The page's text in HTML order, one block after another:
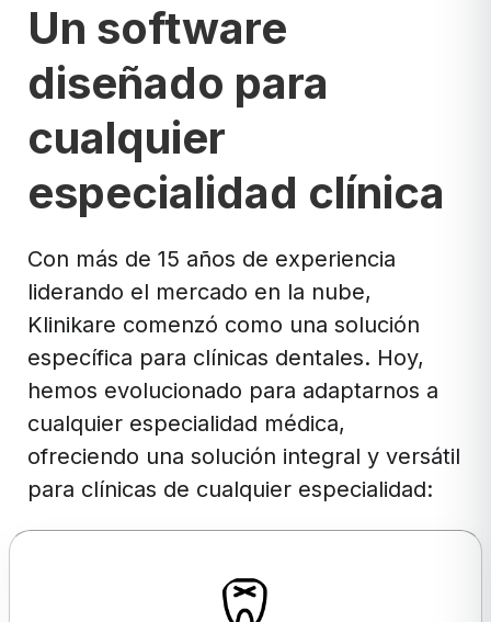
Un software
diseñado para
cualquier
especialidad clínica
Con más de 15 años de experiencia
liderando el mercado en la nube,
Klinikare comenzó como una solución
específica para clínicas dentales. Hoy,
hemos evolucionado para adaptarnos a
cualquier especialidad médica,
ofreciendo una solución integral y versátil
para clínicas de cualquier especialidad: